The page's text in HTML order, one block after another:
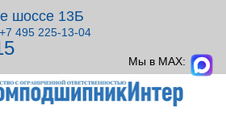
шоссе 13Б
+7 495 225-13-04
Мы в MAX: